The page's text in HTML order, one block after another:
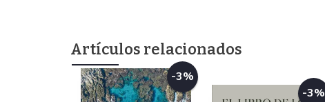
Artículos relacionados
-3%
-3%